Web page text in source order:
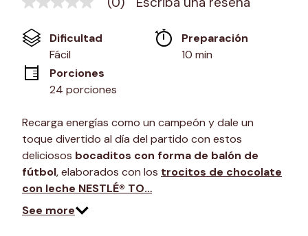
Sin
Enlace
en
misma
página.
Dificultad
Fácil
Preparación
10 min
Porciones
24 porciones
Recarga energías como un campeón y dale un
toque divertido al día del partido con estos
deliciosos bocaditos con forma de balón de
fútbol, elaborados con los trocitos de chocolate
con leche NESTLÉ® TO…
See more